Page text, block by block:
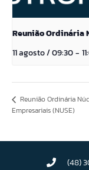
Reunião Ordinária
11 agosto / 09:30-
Reunião Ordinária
Empresariais (NUSE)
(48)